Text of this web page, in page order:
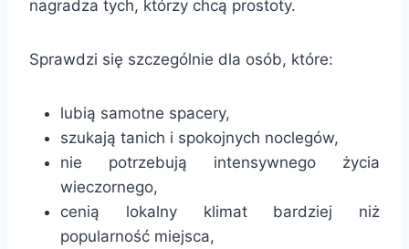
nagradza tych, którzy chcą prostoty.
Sprawdzi się szczególnie dla osób, które:
lubią samotne spacery,
szukają tanich i spokojnych noclegów,
nie potrzebują intensywnego życia
wieczornego,
cenią lokalny klimat bardziej niż
popularność miejsca,